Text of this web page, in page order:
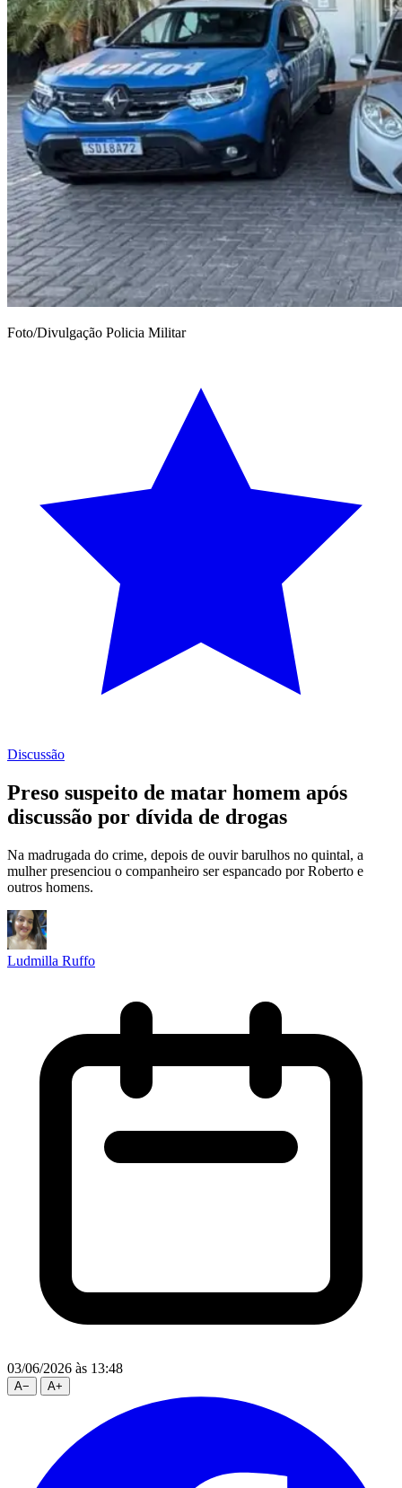
Foto/Divulgação Policia Militar
Discussão
Preso suspeito de matar homem após
discussão por dívida de drogas
Na madrugada do crime, depois de ouvir barulhos no quintal, a
mulher presenciou o companheiro ser espancado por Roberto e
outros homens.
Ludmilla Ruffo
03/06/2026 às 13:48
A− A+